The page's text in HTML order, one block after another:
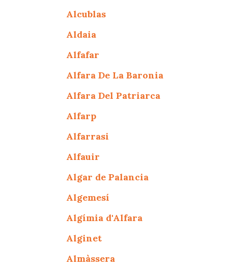
Alcublas
Aldaia
Alfafar
Alfara De La Baronia
Alfara Del Patriarca
Alfarp
Alfarrasi
Alfauir
Algar de Palancia
Algemesí
Algímia d'Alfara
Alginet
Almàssera